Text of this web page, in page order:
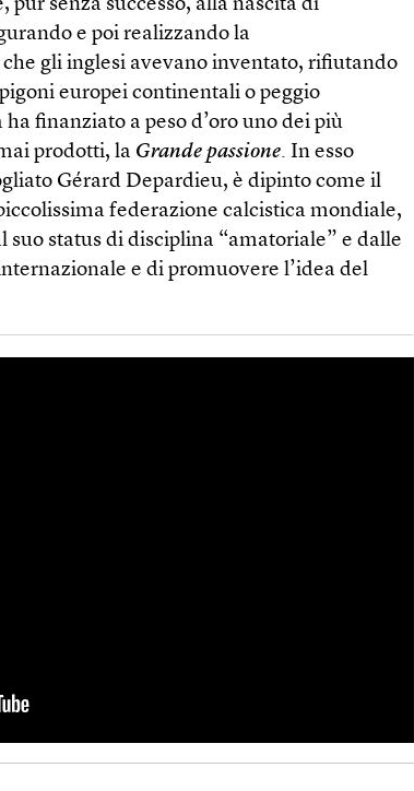
pur senza successo, alla nascita di
e poi realizzando la
gli inglesi avevano inventato, rifiutando
europei continentali o peggio
finanziato a peso d’oro uno dei più
prodotti, la Grande passione. In esso
Gérard Depardieu, è dipinto come il
federazione calcistica mondiale,
suo status di disciplina “amatoriale” e dalle
e di promuovere l’idea del